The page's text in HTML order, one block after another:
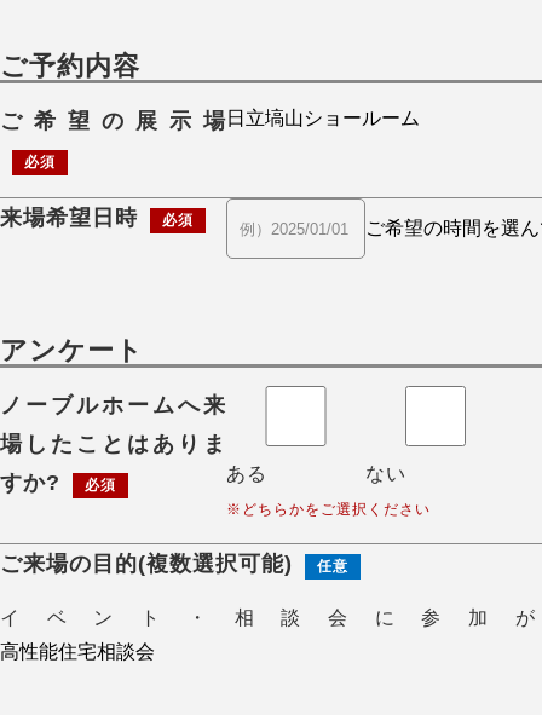
ご予約内容
ご希望の展示場
必須
来場希望日時 必須
アンケート
ノーブルホームへ来
場したことはありま
すか?
必須
ある ない
※どちらかをご選択ください
ご来場の目的(複数選択可能) 任意
イベント・相談会に参加